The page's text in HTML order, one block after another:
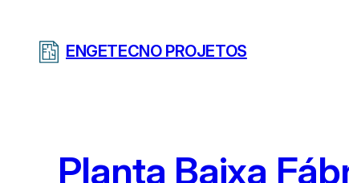
ENGETECNO PROJETOS
Planta Baixa